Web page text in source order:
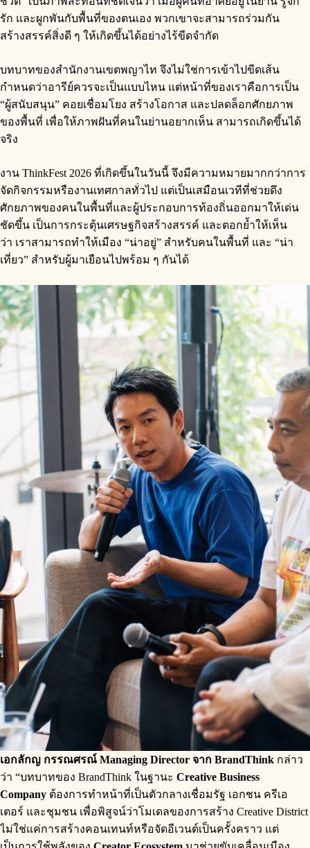
รัก และผูกพันกับพื้นที่ของตนเอง พวกเขาจะสามารถร่วมกัน
สร้างสรรค์สิ่งดี ๆ ให้เกิดขึ้นได้อย่างไร้ขีดจำกัด
บทบาทของสำนักงานเขตพญาไท จึงไม่ใช่การเข้าไปขีดเส้น
กำหนดว่าอารีย์ควรจะเป็นแบบไหน แต่หน้าที่ของเราคือการเป็น
“ผู้สนับสนุน” คอยเชื่อมโยง สร้างโอกาส และปลดล็อกศักยภาพ
ของพื้นที่ เพื่อให้ภาพฝันที่คนในย่านอยากเห็น สามารถเกิดขึ้นได้
จริง
งาน ThinkFest 2026 ที่เกิดขึ้นในวันนี้ จึงมีความหมายมากกว่าการ
จัดกิจกรรมหรืองานเทศกาลทั่วไป แต่เป็นเสมือนเวทีที่ช่วยดึง
ศักยภาพของคนในพื้นที่และผู้ประกอบการท้องถิ่นออกมาให้เด่น
ชัดขึ้น เป็นการกระตุ้นเศรษฐกิจสร้างสรรค์ และตอกย้ำให้เห็น
ว่า เราสามารถทำให้เมือง “น่าอยู่” สำหรับคนในพื้นที่ และ “น่า
เที่ยว” สำหรับผู้มาเยือนไปพร้อม ๆ กันได้
เอกลักญ กรรณศรณ์ Managing Director จาก BrandThink กล่าว
ว่า “บทบาทของ BrandThink ในฐานะ Creative Business
Company ต้องการทำหน้าที่เป็นตัวกลางเชื่อมรัฐ เอกชน ครีเอ
เตอร์ และชุมชน เพื่อพิสูจน์ว่าโมเดลของการสร้าง Creative District
ไม่ใช่แค่การสร้างคอนเทนท์หรือจัดอีเวนต์เป็นครั้งคราว แต่